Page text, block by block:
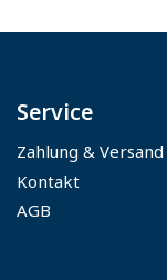
Service
Zahlung & Versand
Kontakt
AGB